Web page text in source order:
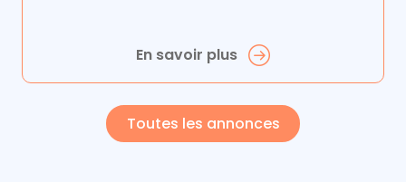
En savoir plus
Toutes les annonces